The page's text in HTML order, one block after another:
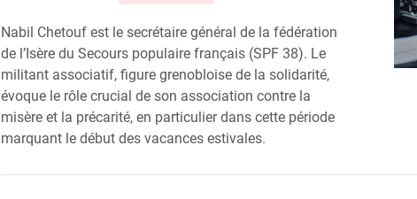
Nabil Chetouf est le secrétaire général de la fédération
de l’Isère du Secours populaire français (SPF 38). Le
militant associatif, figure grenobloise de la solidarité,
évoque le rôle crucial de son association contre la
misère et la précarité, en particulier dans cette période
marquant le début des vacances estivales.